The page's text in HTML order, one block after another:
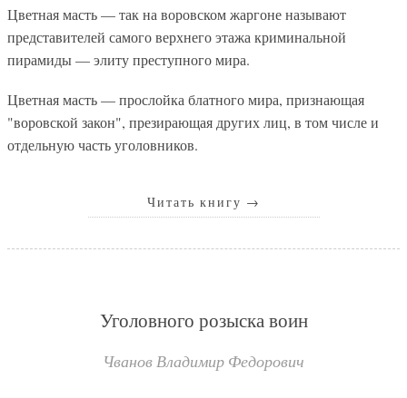
Цветная масть — так на воровском жаргоне называют
представителей самого верхнего этажа криминальной
пирамиды — элиту преступного мира.
Цветная масть — прослойка блатного мира, признающая
"воровской закон", презирающая других лиц, в том числе и
отдельную часть уголовников.
Читать книгу →
Уголовного розыска воин
Чванов Владимир Федорович